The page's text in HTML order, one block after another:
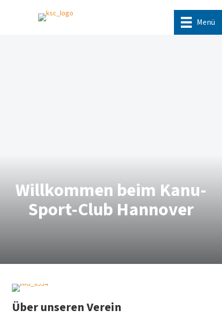
Menü
Willkommen beim Kanu-
Sport-Club Hannover
Über unseren Verein